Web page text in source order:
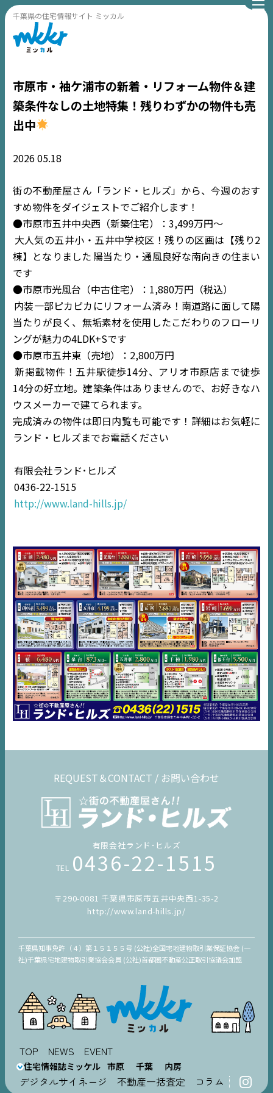
千葉県の住宅情報サイト ミッカル
TOP
EVENT
市原エリア
千葉エリア
内房エリア
デジタルサイネージ
不動産一括査定
コラム
市原市・袖ケ浦市の新着・リフォーム物件＆建
築条件なしの土地特集！残りわずかの物件も売
出中
202605.18
街の不動産屋さん「ランド・ヒルズ」から、今週のおす
すめ物件をダイジェストでご紹介します！
●市原市五井中央西（新築住宅）：3,499万円〜
大人気の五井小・五井中学校区！残りの区画は【残り2
棟】となりました 陽当たり・通風良好な南向きの住まい
です
●市原市光風台（中古住宅）：1,880万円（税込）
内装一部ピカピカにリフォーム済み！南道路に面して陽
当たりが良く、無垢素材を使用したこだわりのフローリ
ングが魅力の4LDK+Sです
●市原市五井東（売地）：2,800万円
新掲載物件！五井駅徒歩14分、アリオ市原店まで徒歩
14分の好立地。建築条件はありませんので、お好きなハ
ウスメーカーで建てられます。
完成済みの物件は即日内覧も可能です！詳細はお気軽に
ランド・ヒルズまでお電話ください
有限会社ランド･ヒルズ
0436-22-1515
http://www.land-hills.jp/
REQUEST＆CONTACT / お問い合わせ
有限会社ランド･ヒルズ
TEL 0436-22-1515
〒290-0081 千葉県市原市五井中央西1-35-2
http://www.land-hills.jp/
千葉県知事免許（４）第１５１５５号 (公社)全国宅地建物取引業保証協会 (一
社)千葉県宅地建物取引業協会会員 (公社)首都圏不動産公正取引協議会加盟
TOP NEWS EVENT
住宅情報誌ミッケル 市原 千葉 内房
デジタルサイネージ 不動産一括査定 コラム